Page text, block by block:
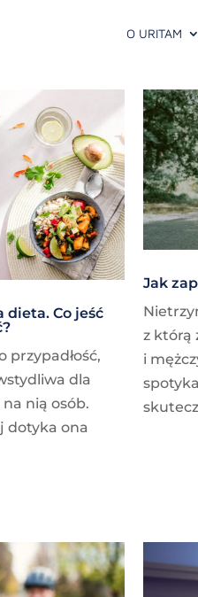
O URITAM
dieta. Co jeść
przypadłość,
dla
nią osób.
dotyka ona
Jak
z którą
i